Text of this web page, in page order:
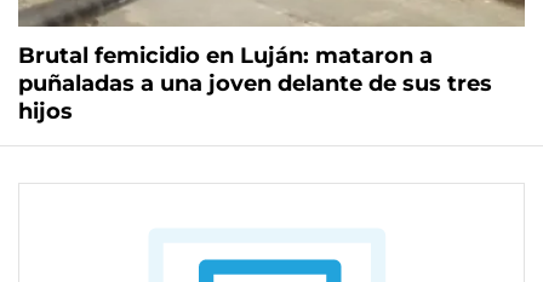
Brutal femicidio en Luján: mataron a
puñaladas a una joven delante de sus tres
hijos